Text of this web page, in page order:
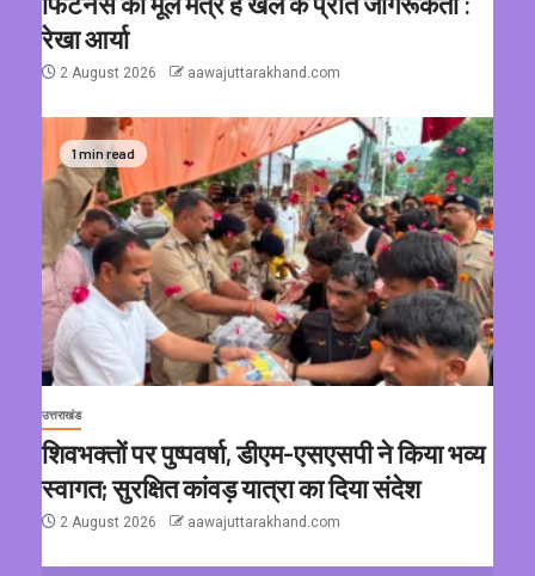
रेखा आर्या
2 August 2026 aawajuttarakhand.com
1 min read
उत्तराखंड
शिवभक्तों पर पुष्पवर्षा, डीएम-एसएसपी ने किया भव्य
स्वागत; सुरक्षित कांवड़ यात्रा का दिया संदेश
2 August 2026 aawajuttarakhand.com